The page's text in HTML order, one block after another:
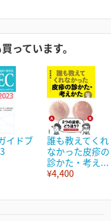
っています。
イドブ
誰も教えてくれ
なかった皮疹の
診かた・考え...
¥4,400